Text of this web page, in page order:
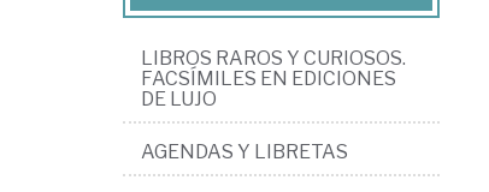
LIBROS RAROS Y CURIOSOS.
FACSÍMILES EN EDICIONES
DE LUJO
AGENDAS Y LIBRETAS